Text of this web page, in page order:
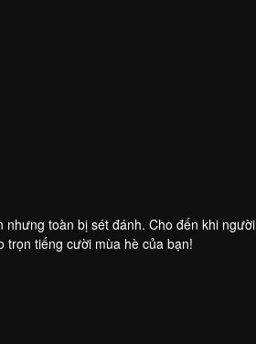
toàn bị sét đánh. Cho đến khi người
trọn tiếng cười mùa hè của bạn!